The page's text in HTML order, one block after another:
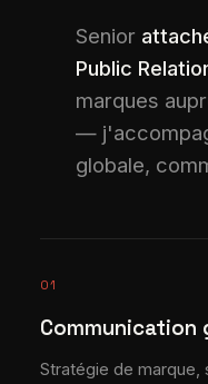
Senior
Public
marques
—
globale,
01
Communication
Stratégie de marque,